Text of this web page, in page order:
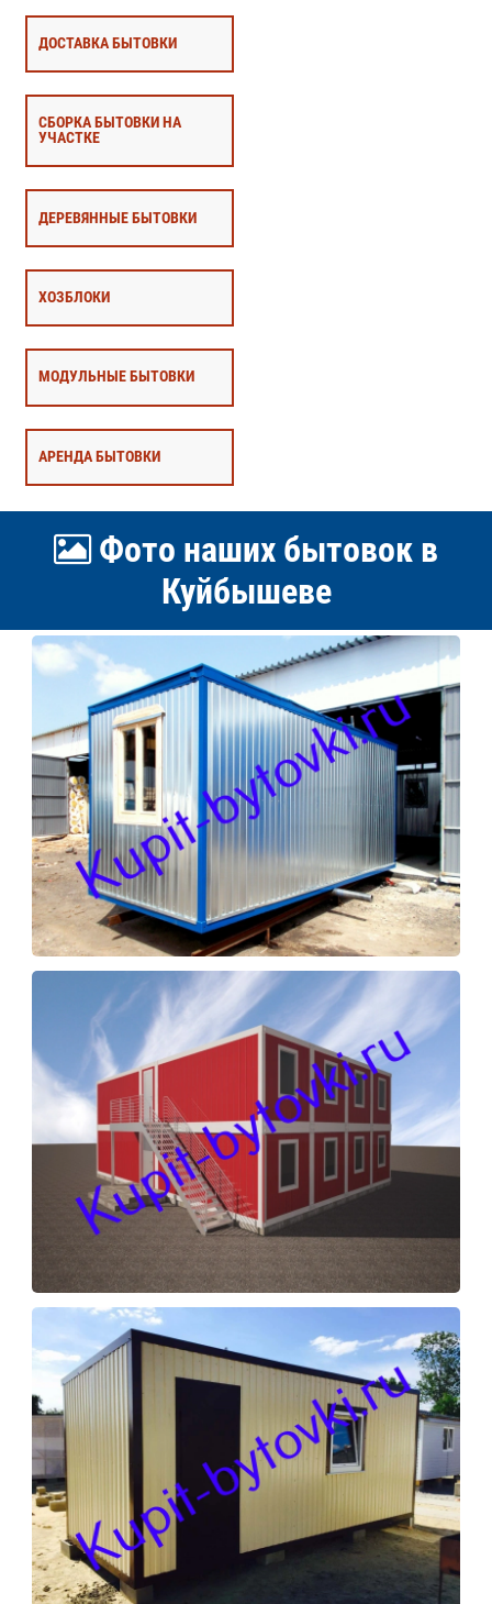
ДОСТАВКА БЫТОВКИ
СБОРКА БЫТОВКИ НА
УЧАСТКЕ
ДЕРЕВЯННЫЕ БЫТОВКИ
ХОЗБЛОКИ
МОДУЛЬНЫЕ БЫТОВКИ
АРЕНДА БЫТОВКИ
Фото наших бытовок в
Куйбышеве